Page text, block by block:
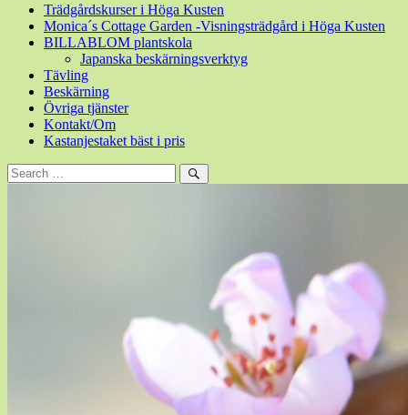
Trädgårdskurser i Höga Kusten
Monica´s Cottage Garden -Visningsträdgård i Höga Kusten
BILLABLOM plantskola
Japanska beskärningsverktyg
Tävling
Beskärning
Övriga tjänster
Kontakt/Om
Kastanjestaket bäst i pris
Sök
efter:
Sök